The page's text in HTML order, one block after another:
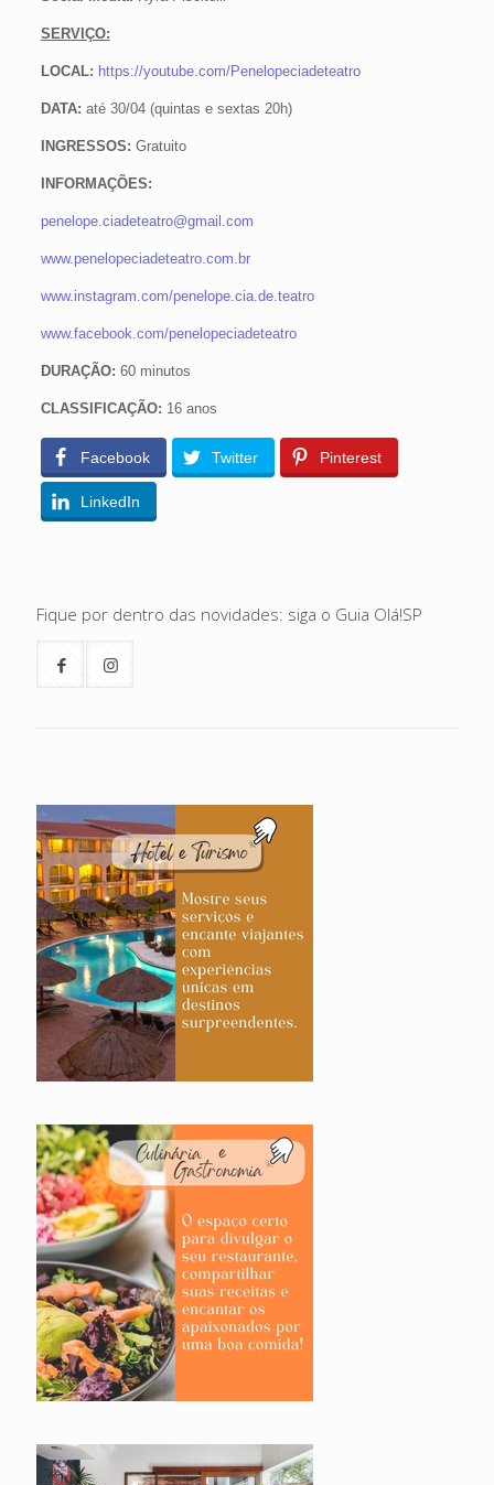
SERVIÇO:
LOCAL: https://youtube.com/Penelopeciadeteatro
DATA: até 30/04 (quintas e sextas 20h)
INGRESSOS: Gratuito
INFORMAÇÕES:
penelope.ciadeteatro@gmail.com
www.penelopeciadeteatro.com.br
www.instagram.com/penelope.cia.de.teatro
www.facebook.com/penelopeciadeteatro
DURAÇÃO: 60 minutos
CLASSIFICAÇÃO: 16 anos
Facebook Twitter Pinterest
LinkedIn
Fique por dentro das novidades: siga o Guia Olá!SP